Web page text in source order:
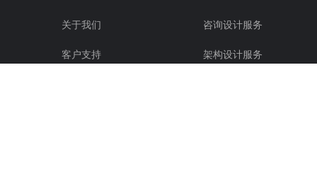
关于我们
客户支持
咨询设计服务
架构设计服务